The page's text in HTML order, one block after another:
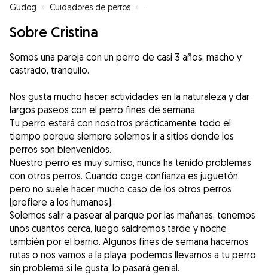
Gudog » Cuidadores de perros » Cuidadores de perros en Sevilla
Sobre Cristina
Somos una pareja con un perro de casi 3 años, macho y
castrado, tranquilo.
Nos gusta mucho hacer actividades en la naturaleza y dar
largos paseos con el perro fines de semana.
Tu perro estará con nosotros prácticamente todo el
tiempo porque siempre solemos ir a sitios donde los
perros son bienvenidos.
Nuestro perro es muy sumiso, nunca ha tenido problemas
con otros perros. Cuando coge confianza es juguetón,
pero no suele hacer mucho caso de los otros perros
(prefiere a los humanos).
Solemos salir a pasear al parque por las mañanas, tenemos
unos cuantos cerca, luego saldremos tarde y noche
también por el barrio. Algunos fines de semana hacemos
rutas o nos vamos a la playa, podemos llevarnos a tu perro
sin problema si le gusta, lo pasará genial.